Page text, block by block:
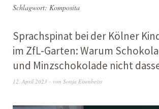
Schlagwort: Komposita
Sprachspinat bei der Kölner
im ZfL-Garten: Warum
und Minzschokolade nicht
12. April 2023 von Sonja Eisenbeiss